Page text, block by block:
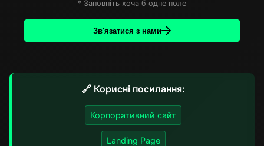
* Заповніть хоча б одне поле
Зв'язатися з нами
🔗 Корисні посилання:
Корпоративний сайт
Landing Page